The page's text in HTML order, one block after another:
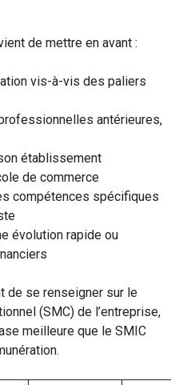
de mettre en avant :
vis-à-vis des paliers
antérieures,
établissement
de commerce
compétences spécifiques
évolution rapide ou
de se renseigner sur le
(SMC) de l’entreprise,
meilleure que le SMIC